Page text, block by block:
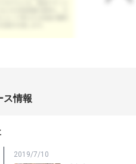
ス情報
2019/7/10